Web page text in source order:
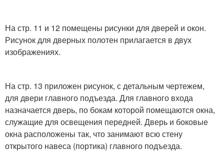
На стр. 11 и 12 помещены рисунки для дверей и окон.
Рисунок для дверных полотен прилагается в двух
изображениях.
На стр. 13 приложен рисунок, с детальным чертежем,
для двери главного подъезда. Для главного входа
назначается дверь, по бокам которой помещаются окна,
служащие для освещения передней. Дверь и боковые
окна расположены так, что занимают всю стену
открытого навеса (портика) главного подъезда.